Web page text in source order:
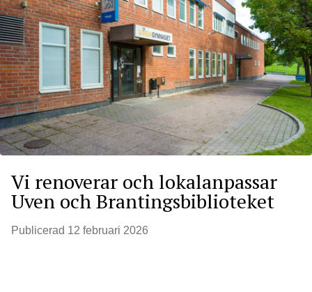
Vi renoverar och lokalanpassar
Uven och Brantingsbiblioteket
Publicerad 12 februari 2026